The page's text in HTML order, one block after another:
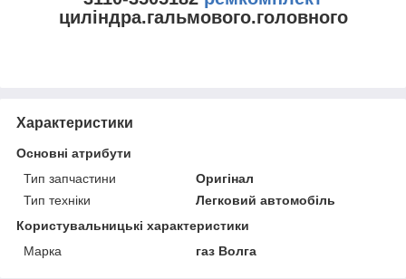
циліндра.гальмового.головного
Характеристики
Основні атрибути
Тип запчастини
Оригінал
Тип техніки
Легковий автомобіль
Користувальницькі характеристики
Марка
газ Волга